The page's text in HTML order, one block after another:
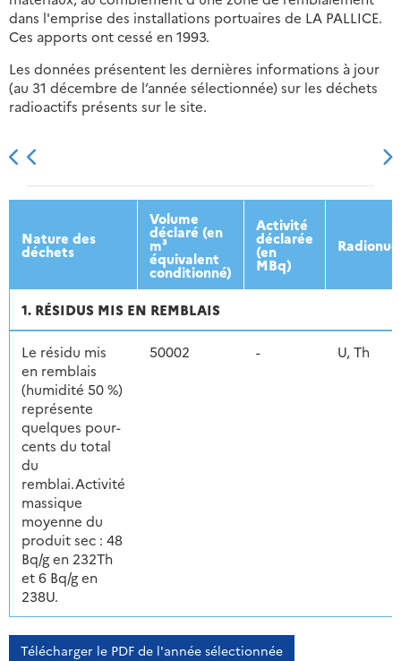
dans l'emprise des installations portuaires de LA PALLICE.
Ces apports ont cessé en 1993.
Les données présentent les dernières informations à jour
(au 31 décembre de l’année sélectionnée) sur les déchets
radioactifs présents sur le site.
2013 2014 2015 2016
Nature des
déchets
Volume
déclaré (en
m³
équivalent
conditionné)
Activité
déclarée
(en
MBq)
1. RÉSIDUS MIS EN REMBLAIS
Le résidu mis
en remblais
(humidité 50 %)
représente
quelques pour-
cents du total
du
remblai.Activité
massique
moyenne du
produit sec : 48
Bq/g en 232Th
et 6 Bq/g en
238U.
50002 - U, Th
Télécharger le PDF de l'année sélectionnée